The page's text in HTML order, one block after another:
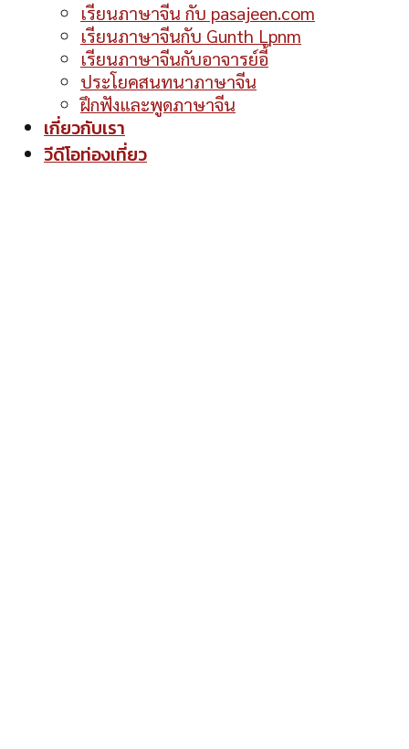
เรียนภาษาจีน กับ pasajeen.com
เรียนภาษาจีนกับ Gunth Lpnm
เรียนภาษาจีนกับอาจารย์อี้
ประโยคสนทนาภาษาจีน
ฝึกฟังและพูดภาษาจีน
เกี่ยวกับเรา
วีดีโอท่องเที่ยว